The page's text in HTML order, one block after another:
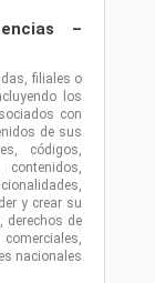
–
filiales o
los
con
de sus
códigos,
y crear su
derechos de
nacionales